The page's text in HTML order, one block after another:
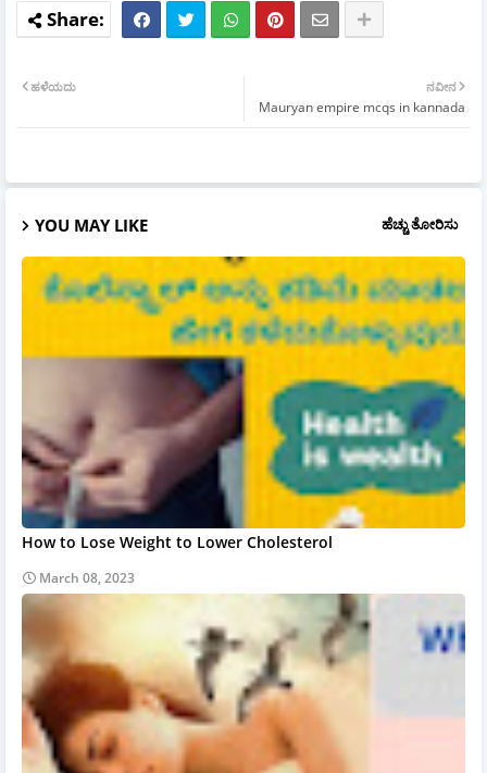
ನವೀನ
Mauryan empire mcqs in kannada
ಹಳೆಯದು
YOU MAY LIKE ಹೆಚ್ಚು ತೋರಿಸು
How to Lose Weight to Lower Cholesterol
March 08, 2023